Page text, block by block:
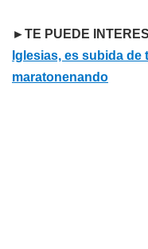
►TE PUEDE
Iglesias, es subida
maratonenando